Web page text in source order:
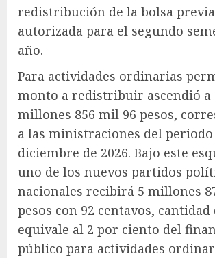
redistribución de la bolsa
autorizada para el segundo
año.
Para actividades ordinarias
monto a redistribuir ascendió a
millones 856 mil 96 pesos,
a las ministraciones del
diciembre de 2026. Bajo este
uno de los nuevos partidos
nacionales recibirá 5 millones
pesos con 92 centavos, cantidad
equivale al 2 por ciento del
público para actividades